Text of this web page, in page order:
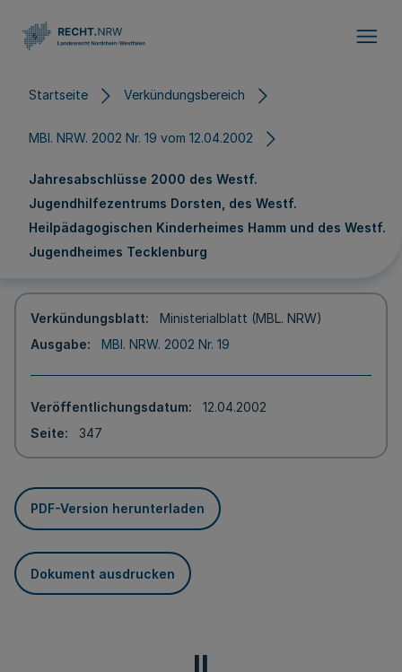
Startseite Verkündungsbereich
MBl. NRW. 2002 Nr. 19 vom 12.04.2002
Jahresabschlüsse 2000 des Westf.
Jugendhilfezentrums Dorsten, des Westf.
Heilpädagogischen Kinderheimes Hamm und des Westf.
Jugendheimes Tecklenburg
Verkündungsblatt
Ministerialblatt (MBL. NRW)
Ausgabe
MBl. NRW. 2002 Nr. 19
Veröffentlichungsdatum
12.04.2002
Seite
347
PDF-Version herunterladen
Dokument ausdrucken